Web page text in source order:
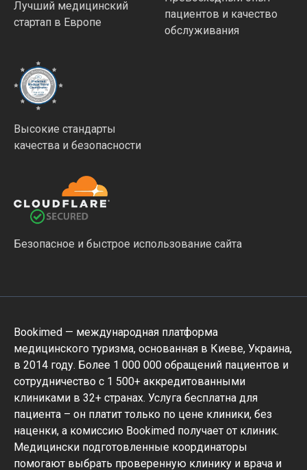
Лучший медицинский
стартап в Европе
пациентов и качество
обслуживания
Высокие стандарты
качества и безопасности
Безопасное и быстрое использование сайта
Bookimed — международная платформа
медицинского туризма, основанная в Киеве, Украина,
в 2014 году. Более 1 000 000 обращений пациентов и
сотрудничество с 1 500+ аккредитованными
клиниками в 32+ странах. Услуга бесплатна для
пациента – он платит только по цене клиники, без
наценки, а комиссию Bookimed получает от клиник.
Медицински подготовленные координаторы
помогают выбрать проверенную клинику и врача и